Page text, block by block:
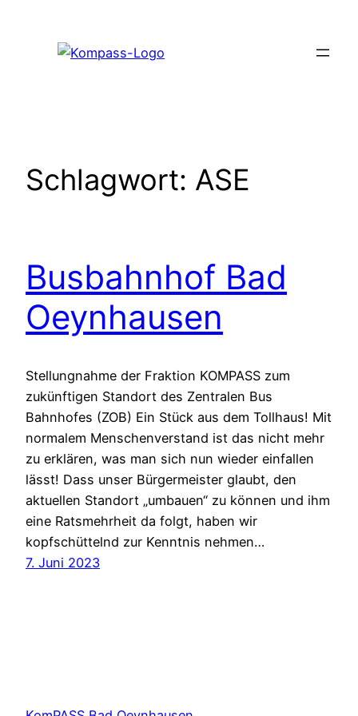
springen
Schlagwort: ASE
Busbahnhof Bad
Oeynhausen
Stellungnahme der Fraktion KOMPASS zum
zukünftigen Standort des Zentralen Bus
Bahnhofes (ZOB) Ein Stück aus dem Tollhaus! Mit
normalem Menschenverstand ist das nicht mehr
zu erklären, was man sich nun wieder einfallen
lässt! Dass unser Bürgermeister glaubt, den
aktuellen Standort „umbauen“ zu können und ihm
eine Ratsmehrheit da folgt, haben wir
kopfschüttelnd zur Kenntnis nehmen…
7. Juni 2023